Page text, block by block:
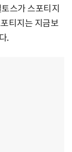
스가 스포티지
티지는 지금보
.